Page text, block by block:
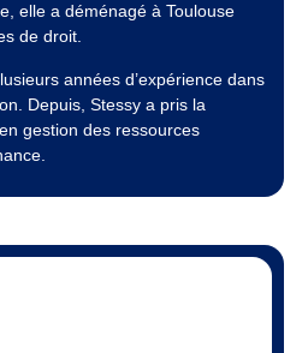
elle a déménagé à Toulouse
de droit.
années d’expérience dans
Depuis, Stessy a pris la
gestion des ressources